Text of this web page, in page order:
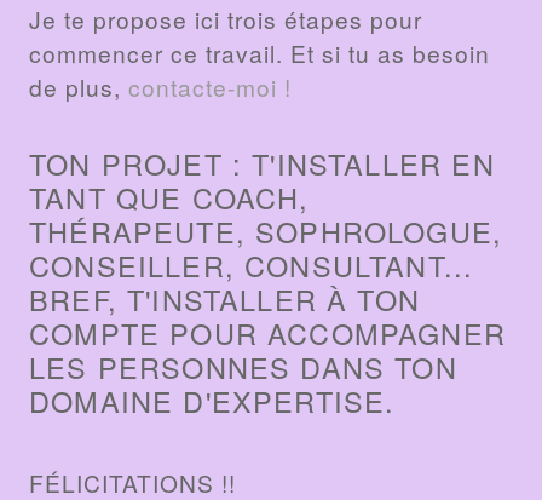
Je te propose ici trois étapes pour
commencer ce travail. Et si tu as besoin
de plus, contacte-moi !
TON PROJET : T'INSTALLER EN
TANT QUE COACH,
THÉRAPEUTE, SOPHROLOGUE,
CONSEILLER, CONSULTANT...
BREF, T'INSTALLER À TON
COMPTE POUR ACCOMPAGNER
LES PERSONNES DANS TON
DOMAINE D'EXPERTISE.
FÉLICITATIONS !!